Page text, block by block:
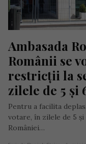
Ambasada
Românii se
restricții la
zilele de 5 și
Pentru a facilita
votare, în zilele de 5 și
României…